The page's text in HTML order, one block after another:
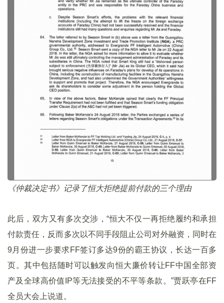
《仲裁决定书》记录了恒大拒绝提前付款的三个理由
此后，双方又有多次交涉，“恒大不仅一再拒绝履约和承担
付款责任，反而多次以不同手段阻止公司对外融资，同时在
9月份进一步要求FF签订多达9份的霸王协议，长达一百多
页。其中包括随时可以触发向恒大廉价转让FF中国全部资
产及全球高价值IP等无法接受的不平等条款。”贾跃亭在FF
全员大会上说道。